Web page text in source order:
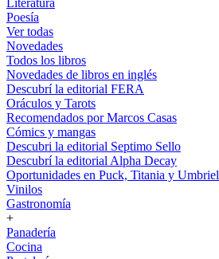
Literatura
Poesía
Ver todas
Novedades
Todos los libros
Novedades de libros en inglés
Descubrí la editorial FERA
Oráculos y Tarots
Recomendados por Marcos Casas
Cómics y mangas
Descubri la editorial Septimo Sello
Descubrí la editorial Alpha Decay
Oportunidades en Puck, Titania y Umbriel
Vinilos
Gastronomía
+
Panadería
Cocina